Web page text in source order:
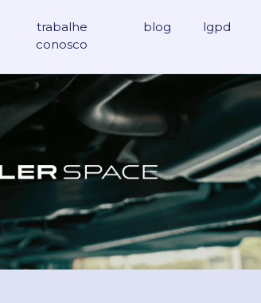
trabalhe
conosco
blog lgpd